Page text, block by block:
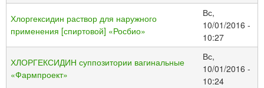
Хлоргексидин раствор для наружного
применения [спиртовой] «Росбио»
Вс,
10/01/2016 -
10:27
ХЛОРГЕКСИДИН суппозитории вагинальные
«Фармпроект»
Вс,
10/01/2016 -
10:24